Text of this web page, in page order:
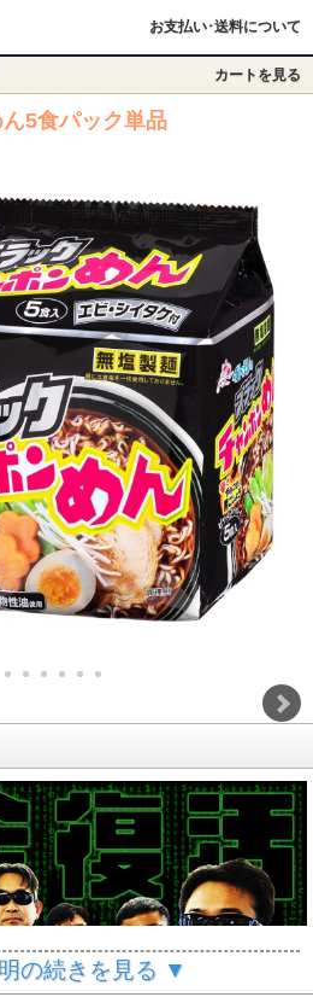
お支払い･送料について
カートを見る
5食パック単品
の続きを見る ▼